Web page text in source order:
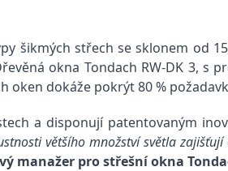
střech se sklonem od
okna Tondach RW-DK 3, s
dokáže pokrýt 80 %
a disponují patentovaným
většího množství světla
manažer pro střešní okna